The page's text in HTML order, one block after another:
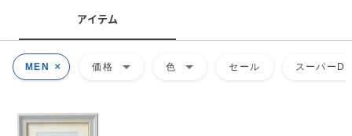
アイテム
MEN 価格 arrow_drop_down 色 arrow_drop_down セール スーパー